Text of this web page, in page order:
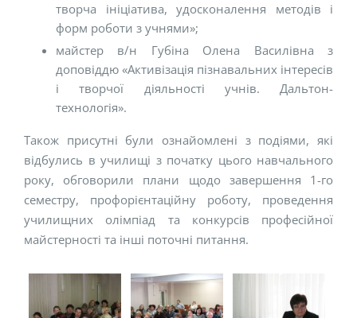
творча ініціатива, удосконалення методів і
форм роботи з учнями»;
майстер в/н Губіна Олена Василівна з
доповіддю «Активізація пізнавальних інтересів
і творчої діяльності учнів. Дальтон-
технологія».
Також присутні були ознайомлені з подіями, які
відбулись в училищі з початку цього навчального
року, обговорили плани щодо завершення 1-го
семестру, профорієнтаційну роботу, проведення
училищних олімпіад та конкурсів професійної
майстерності та інші поточні питання.